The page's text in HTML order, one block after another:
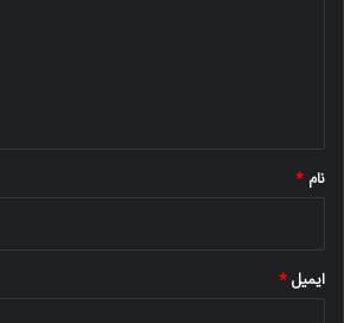
نام *
ایمیل*